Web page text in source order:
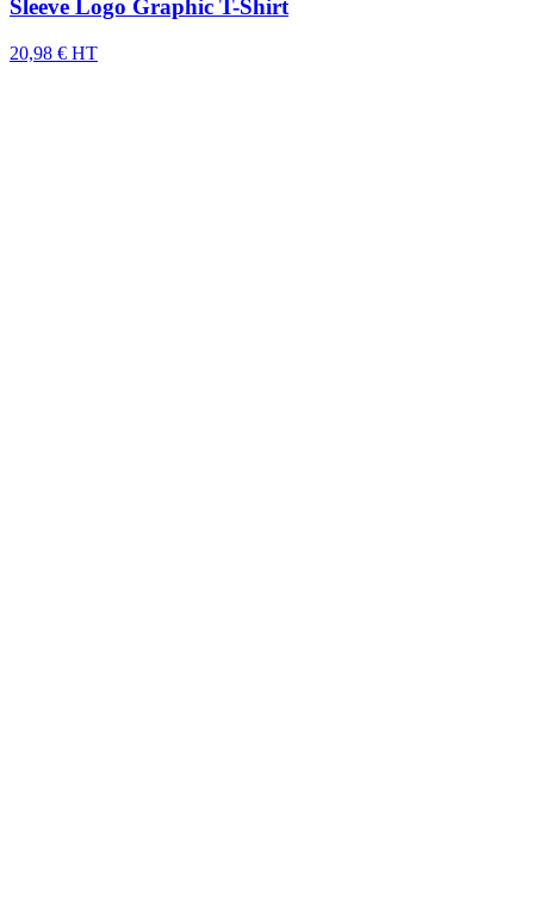
Sleeve Logo Graphic T-Shirt
20,98 € HT